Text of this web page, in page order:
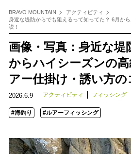
BRAVO MOUNTAIN
アクティビティ
身近な堤防からでも狙えるって知ってた？ 6月か
説！
画像・写真：身近な
からハイシーズンの
アー仕掛け・誘い方の
2026.6.9 アクティビティ フィッシング
#海釣り #ルアーフィッシング